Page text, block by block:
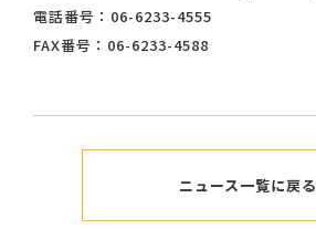
電話番号：06-6233-4555
FAX番号：06-6233-4588
ニュース一覧に戻る